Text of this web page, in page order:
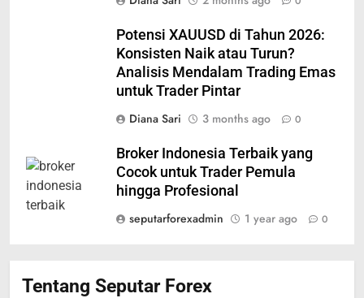
Potensi XAUUSD di Tahun 2026:
Konsisten Naik atau Turun?
Analisis Mendalam Trading Emas
untuk Trader Pintar
Diana Sari
3 months ago 0
Broker Indonesia Terbaik yang
Cocok untuk Trader Pemula
hingga Profesional
seputarforexadmin
1 year ago 0
Tentang Seputar Forex